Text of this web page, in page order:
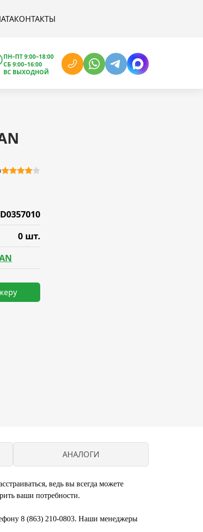
КОНТАКТЫ
ПН–ПТ 9:00–18:00
СБ 9:00–16:00
ВС ВЫХОДНОЙ
0 шт.
АНАЛОГИ
ведь вы всегда можете
ваши потребности.
8 (863) 210-0803. Наши менеджеры